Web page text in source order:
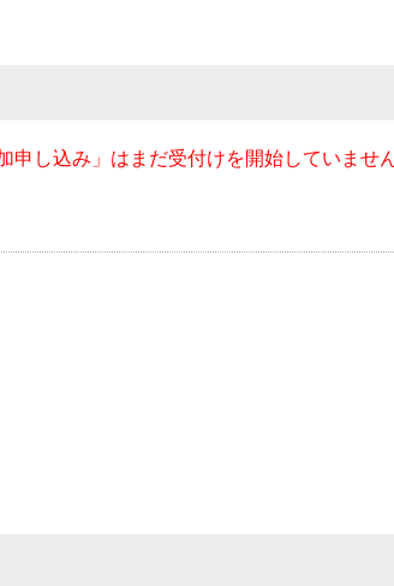
し込み」はまだ受付けを開始していませ